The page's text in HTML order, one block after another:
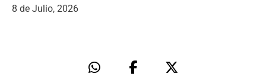
8 de Julio, 2026